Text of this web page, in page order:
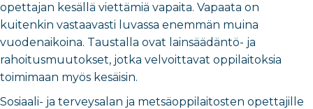
opettajan kesällä viettämiä vapaita. Vapaata on
kuitenkin vastaavasti luvassa enemmän muina
vuodenaikoina. Taustalla ovat lainsäädäntö- ja
rahoitusmuutokset, jotka velvoittavat oppilaitoksia
toimimaan myös kesäisin.
Sosiaali- ja terveysalan ja metsäoppilaitosten opettajille